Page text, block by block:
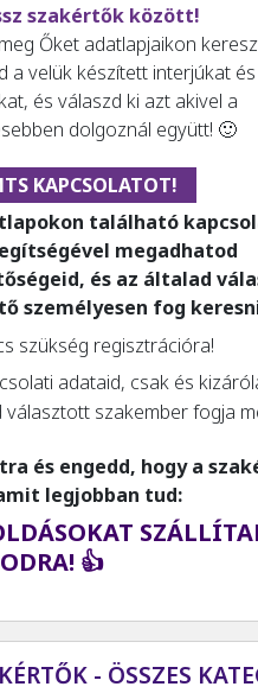
szakértők között!
Őket adatlapjaikon
a velük készített interjúkat
és válaszd ki azt akivel a
dolgoznál együtt! 🙂
KAPCSOLATOT!
található
megadhatod
és az általad
személyesen fog
szükség regisztrációra!
adataid, csak és
választott szakember fogja
és engedd, hogy a
legjobban tud:
👍
- ÖSSZES